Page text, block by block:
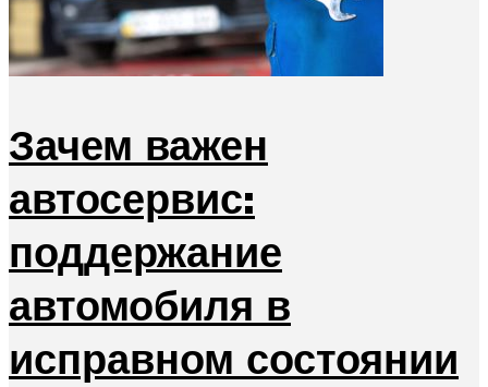
Зачем важен
автосервис:
поддержание
автомобиля в
исправном состоянии